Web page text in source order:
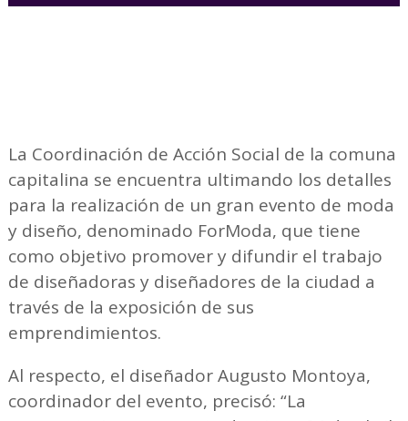
La Coordinación de Acción Social de la comuna
capitalina se encuentra ultimando los detalles
para la realización de un gran evento de moda
y diseño, denominado ForModa, que tiene
como objetivo promover y difundir el trabajo
de diseñadoras y diseñadores de la ciudad a
través de la exposición de sus
emprendimientos.
Al respecto, el diseñador Augusto Montoya,
coordinador del evento, precisó: “La